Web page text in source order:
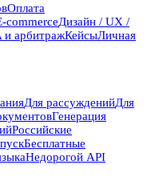
Оплата
commerceДизайн / UX /
и арбитражКейсыЛичная
Для рассужденийДля
Генерация
Российские
Бесплатные
Недорогой API